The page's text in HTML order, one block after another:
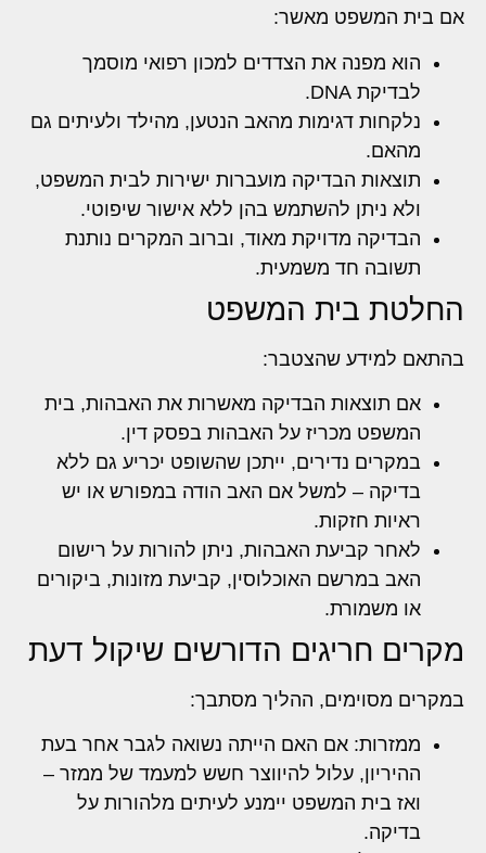
אם בית המשפט מאשר:
הוא מפנה את הצדדים למכון רפואי מוסמך
לבדיקת DNA.
נלקחות דגימות מהאב הנטען, מהילד ולעיתים גם
מהאם.
תוצאות הבדיקה מועברות ישירות לבית המשפט,
ולא ניתן להשתמש בהן ללא אישור שיפוטי.
הבדיקה מדויקת מאוד, וברוב המקרים נותנת
תשובה חד משמעית.
החלטת בית המשפט
בהתאם למידע שהצטבר:
אם תוצאות הבדיקה מאשרות את האבהות, בית
המשפט מכריז על האבהות בפסק דין.
במקרים נדירים, ייתכן שהשופט יכריע גם ללא
בדיקה – למשל אם האב הודה במפורש או יש
ראיות חזקות.
לאחר קביעת האבהות, ניתן להורות על רישום
האב במרשם האוכלוסין, קביעת מזונות, ביקורים
או משמורת.
מקרים חריגים הדורשים שיקול דעת
במקרים מסוימים, ההליך מסתבך:
ממזרות: אם האם הייתה נשואה לגבר אחר בעת
ההיריון, עלול להיווצר חשש למעמד של ממזר –
ואז בית המשפט יימנע לעיתים מלהורות על
בדיקה.